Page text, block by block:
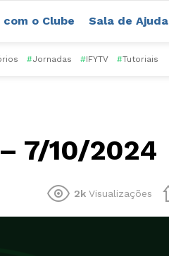
com o Clube Sala de Ajuda
#Jornadas #IFYTV #Tutoriais
7/10/2024
2k Visualizações